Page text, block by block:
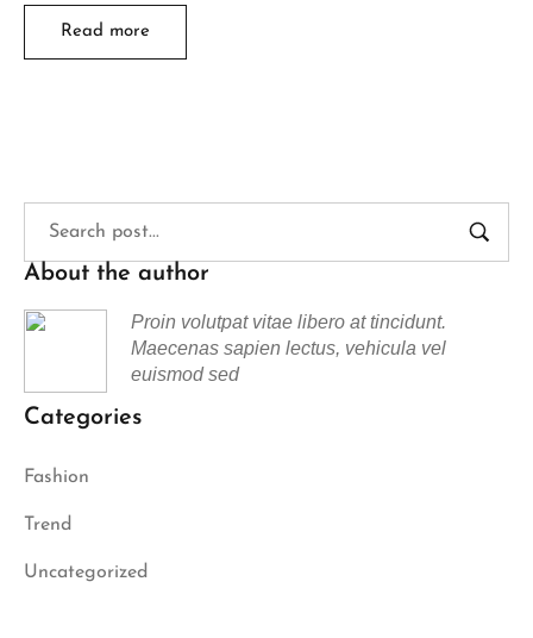
Read more
About the author
Proin volutpat vitae libero at tincidunt.
Maecenas sapien lectus, vehicula vel
euismod sed
Categories
Fashion
Trend
Uncategorized